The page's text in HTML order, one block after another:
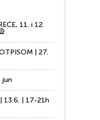
11. i 12.
| 27.
jun
13.6. | 17-21h